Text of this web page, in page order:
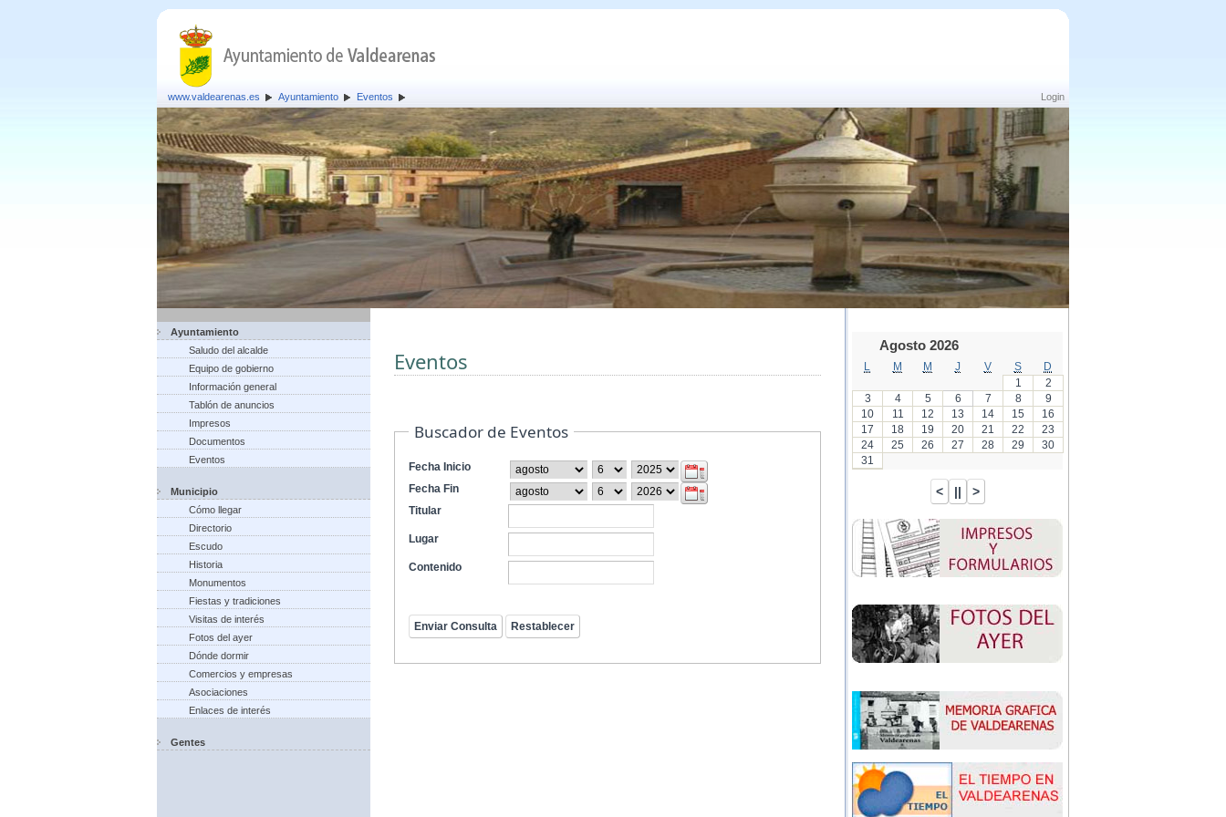
Login
www.valdearenas.es Ayuntamiento Eventos
Ayuntamiento
Saludo del alcalde
Equipo de gobierno
Información general
Tablón de anuncios
Impresos
Documentos
Eventos
Municipio
Cómo llegar
Directorio
Escudo
Historia
Monumentos
Fiestas y tradiciones
Visitas de interés
Fotos del ayer
Dónde dormir
Comercios y empresas
Asociaciones
Enlaces de interés
Gentes
Eventos
Buscador de Eventos
Fecha Inicio
Fecha Fin
Titular
Lugar
Contenido
Agosto 2026
M M J V S
D
1
2
3
4 5 6 7 8
9
10
11 12 13 14 15
16
17
18 19 20 21 22
23
24
25 26 27 28 29
30
31